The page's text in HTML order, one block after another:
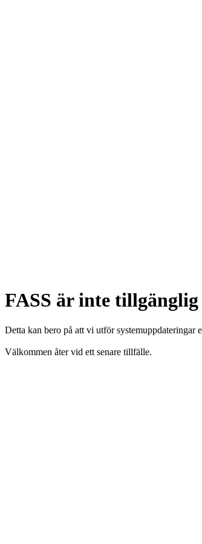
FASS är inte
Detta kan bero på att vi utför systemuppdateringar
Välkommen åter vid ett senare tillfälle.